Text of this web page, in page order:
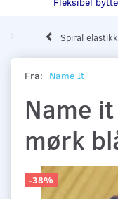
Spiral
Fra: Name It
Name
mørk
-38%